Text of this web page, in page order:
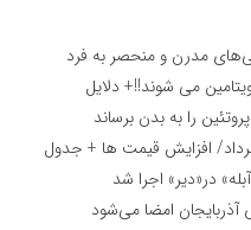
مدرن و منحصر به فرد
می شوند!!+ دلایل
را به بدن برساند
در«دیر» اجرا شد
آذربایجان امضا می‌شود